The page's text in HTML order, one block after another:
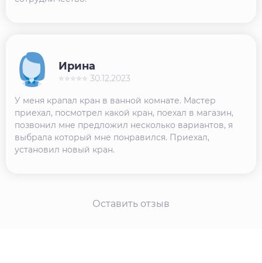
У меня крапал кран в ванной комнате. Мастер
приехал, посмотрел какой кран, поехал в магазин,
позвонил мне предложил несколько вариантов, я
выбрала который мне понравился. Приехал,
установил новый кран.
Ирина
⭐⭐⭐⭐⭐ 30.12.2023
Оставить отзыв